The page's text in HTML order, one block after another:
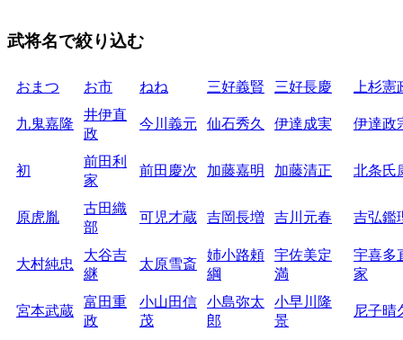
武将名で絞り込む
おまつ お市 ねね 三好義賢 三好長慶 上杉憲
九鬼嘉隆
井伊直
政
今川義元 仙石秀久 伊達成実 伊達政
初
前田利
家
前田慶次 加藤嘉明 加藤清正 北条氏
原虎胤
古田織
部
可児才蔵 吉岡長増 吉川元春 吉弘鑑
大村純忠
大谷吉
継
太原雪斎
姉小路頼
綱
宇佐美定
満
宇喜多
家
宮本武蔵
富田重
政
小山田信
茂
小島弥太
郎
小早川隆
景
尼子晴